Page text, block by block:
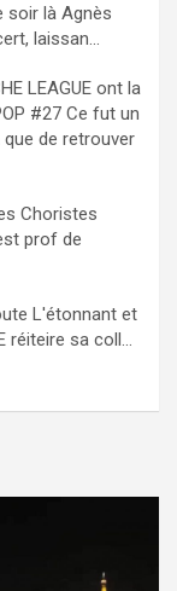
soir là Agnès
laissan...
LEAGUE ont la
#27 Ce fut un
de retrouver
Choristes
prof de
L'étonnant et
réiteire sa coll...